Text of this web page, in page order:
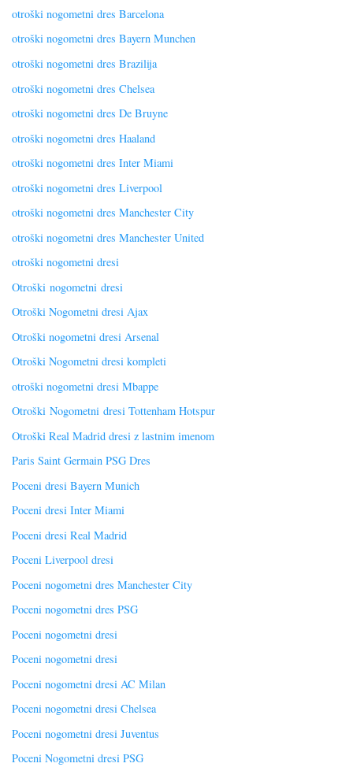
otroški nogometni dres Barcelona
otroški nogometni dres Bayern Munchen
otroški nogometni dres Brazilija
otroški nogometni dres Chelsea
otroški nogometni dres De Bruyne
otroški nogometni dres Haaland
otroški nogometni dres Inter Miami
otroški nogometni dres Liverpool
otroški nogometni dres Manchester City
otroški nogometni dres Manchester United
otroški nogometni dresi
Otroški nogometni dresi
Otroški Nogometni dresi Ajax
Otroški nogometni dresi Arsenal
Otroški Nogometni dresi kompleti
otroški nogometni dresi Mbappe
Otroški Nogometni dresi Tottenham Hotspur
Otroški Real Madrid dresi z lastnim imenom
Paris Saint Germain PSG Dres
Poceni dresi Bayern Munich
Poceni dresi Inter Miami
Poceni dresi Real Madrid
Poceni Liverpool dresi
Poceni nogometni dres Manchester City
Poceni nogometni dres PSG
Poceni nogometni dresi
Poceni nogometni dresi
Poceni nogometni dresi AC Milan
Poceni nogometni dresi Chelsea
Poceni nogometni dresi Juventus
Poceni Nogometni dresi PSG